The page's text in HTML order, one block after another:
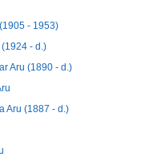
- 1953)
(1924 - d.)
Aru (1890 - d.)
Aru (1887 - d.)